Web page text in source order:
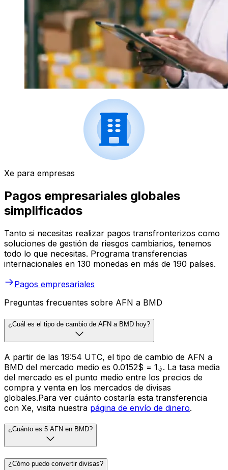
Xe para empresas
Pagos empresariales globales
simplificados
Tanto si necesitas realizar pagos transfronterizos como
soluciones de gestión de riesgos cambiarios, tenemos
todo lo que necesitas. Programa transferencias
internacionales en 130 monedas en más de 190 países.
Pagos empresariales
Preguntas frecuentes sobre AFN a BMD
¿Cuál es el tipo de cambio de AFN a BMD hoy?
A partir de las 19:54 UTC, el tipo de cambio de AFN a
BMD del mercado medio es ؋1 = $0.0152. La tasa media
del mercado es el punto medio entre los precios de
compra y venta en los mercados de divisas
globales.Para ver cuánto costaría esta transferencia
con Xe, visita nuestra página de envío de dinero.
¿Cuánto es 5 AFN en BMD?
¿Cómo puedo convertir divisas?